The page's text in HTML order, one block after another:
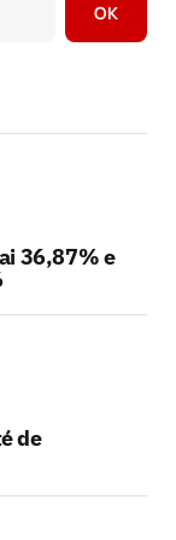
OK
36,87% e
de